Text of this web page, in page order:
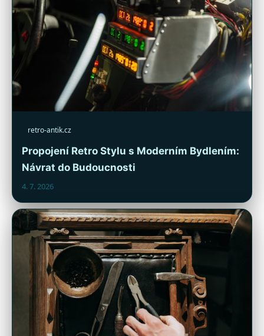
retro-antik.cz
Propojení Retro Stylu s Moderním Bydlením:
Návrat do Budoucnosti
4. 7. 2026